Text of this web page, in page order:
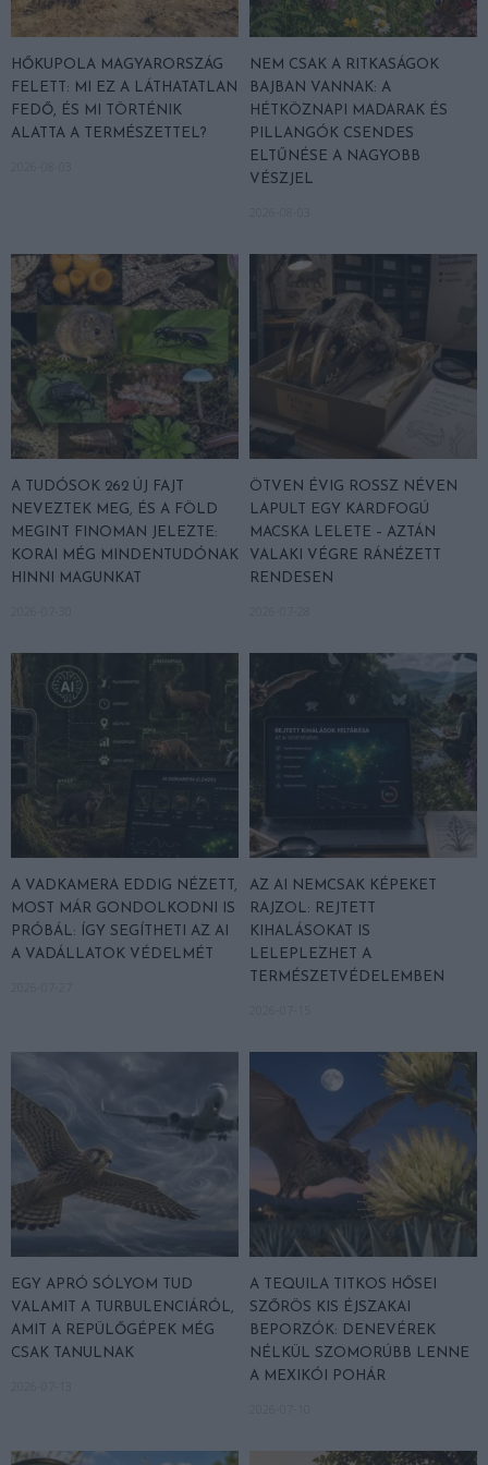
HŐKUPOLA MAGYARORSZÁG
FELETT: MI EZ A LÁTHATATLAN
FEDŐ, ÉS MI TÖRTÉNIK
ALATTA A TERMÉSZETTEL?
NEM CSAK A RITKASÁGOK
BAJBAN VANNAK: A
HÉTKÖZNAPI MADARAK ÉS
PILLANGÓK CSENDES
ELTŰNÉSE A NAGYOBB
VÉSZJEL
A TUDÓSOK 262 ÚJ FAJT
NEVEZTEK MEG, ÉS A FÖLD
MEGINT FINOMAN JELEZTE:
KORAI MÉG MINDENTUDÓNAK
HINNI MAGUNKAT
ÖTVEN ÉVIG ROSSZ NÉVEN
LAPULT EGY KARDFOGÚ
MACSKA LELETE – AZTÁN
VALAKI VÉGRE RÁNÉZETT
RENDESEN
A VADKAMERA EDDIG NÉZETT,
MOST MÁR GONDOLKODNI IS
PRÓBÁL: ÍGY SEGÍTHETI AZ AI
A VADÁLLATOK VÉDELMÉT
AZ AI NEMCSAK KÉPEKET
RAJZOL: REJTETT
KIHALÁSOKAT IS
LELEPLEZHET A
TERMÉSZETVÉDELEMBEN
EGY APRÓ SÓLYOM TUD
VALAMIT A TURBULENCIÁRÓL,
AMIT A REPÜLŐGÉPEK MÉG
CSAK TANULNAK
A TEQUILA TITKOS HŐSEI
SZŐRÖS KIS ÉJSZAKAI
BEPORZÓK: DENEVÉREK
NÉLKÜL SZOMORÚBB LENNE
A MEXIKÓI POHÁR